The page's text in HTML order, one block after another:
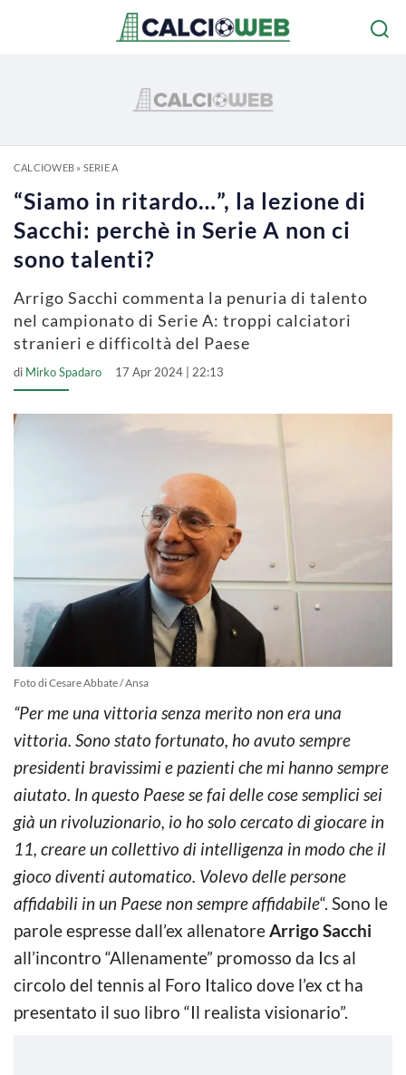
CALCIOWEB» SERIE A
“Siamo in ritardo…”, la lezione di
Sacchi: perchè in Serie A non ci
sono talenti?
Arrigo Sacchi commenta la penuria di talento
nel campionato di Serie A: troppi calciatori
stranieri e difficoltà del Paese
di Mirko Spadaro 17 Apr 2024 | 22:13
Foto di Cesare Abbate / Ansa
“Per me una vittoria senza merito non era una
vittoria. Sono stato fortunato, ho avuto sempre
presidenti bravissimi e pazienti che mi hanno sempre
aiutato. In questo Paese se fai delle cose semplici sei
già un rivoluzionario, io ho solo cercato di giocare in
11, creare un collettivo di intelligenza in modo che il
gioco diventi automatico. Volevo delle persone
affidabili in un Paese non sempre affidabile“. Sono le
parole espresse dall’ex allenatoreArrigo Sacchi
all’incontro “Allenamente” promosso da Ics al
circolo del tennis al Foro Italico dove l’ex ct ha
presentato il suo libro “Il realista visionario”.